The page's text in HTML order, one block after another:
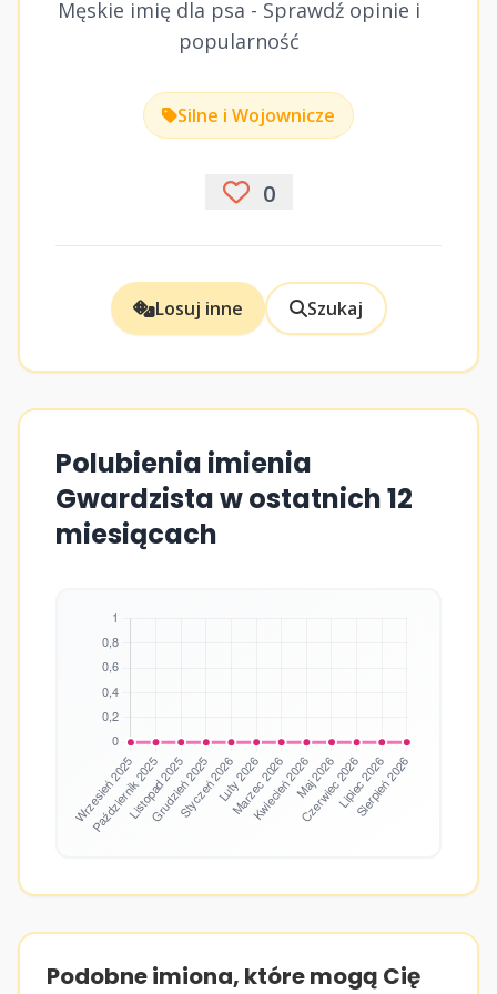
Męskie imię dla psa - Sprawdź opinie i
popularność
Silne i Wojownicze
0
Losuj inne Szukaj
Polubienia imienia
Gwardzista w ostatnich 12
miesiącach
Podobne imiona, które mogą Cię